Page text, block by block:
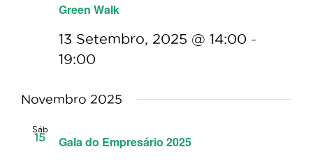
Green Walk
13 Setembro, 2025 @ 14:00 -
19:00
Novembro 2025
Sáb
15 Gala do Empresário 2025